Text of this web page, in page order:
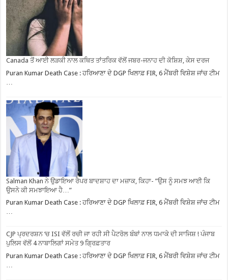
Canada ਤੋਂ ਆਈ ਲੜਕੀ ਨਾਲ ਕਥਿਤ ਤਾਂਤਰਿਕ ਵੱਲੋਂ ਜਬਰ-ਜਨਾਹ ਦੀ ਕੋਸ਼ਿਸ਼, ਕੇਸ ਦਰਜ
Puran Kumar Death Case : ਹਰਿਆਣਾ ਦੇ DGP ਖਿਲਾਫ਼ FIR, 6 ਮੈਂਬਰੀ ਵਿਸ਼ੇਸ਼ ਜਾਂਚ ਟੀਮ
Salman Khan ਨੇ ਉਡਾਇਆ ਰੈਪਰ ਬਾਦਸ਼ਾਹ ਦਾ ਮਜ਼ਾਕ, ਕਿਹਾ- ”ਉਸ ਨੂੰ ਸਮਝ ਆਈ ਕਿ
ਉਸਨੇ ਕੀ ਸਮਝਾਇਆ ਹੈ…”
Puran Kumar Death Case : ਹਰਿਆਣਾ ਦੇ DGP ਖਿਲਾਫ਼ FIR, 6 ਮੈਂਬਰੀ ਵਿਸ਼ੇਸ਼ ਜਾਂਚ ਟੀਮ
…
CJP ਪ੍ਰਦਰਸ਼ਨ ‘ਚ ISI ਵੱਲੋਂ ਰਚੀ ਜਾ ਰਹੀ ਸੀ ਪੈਟਰੋਲ ਬੰਬਾਂ ਨਾਲ ਧਮਾਕੇ ਦੀ ਸਾਜਿਸ਼ ! ਪੰਜਾਬ
ਪੁਲਿਸ ਵੱਲੋਂ 4 ਨਾਬਾਲਿਗਾਂ ਸਮੇਤ 9 ਗ੍ਰਿਫ਼ਤਾਰ
Puran Kumar Death Case : ਹਰਿਆਣਾ ਦੇ DGP ਖਿਲਾਫ਼ FIR, 6 ਮੈਂਬਰੀ ਵਿਸ਼ੇਸ਼ ਜਾਂਚ ਟੀਮ